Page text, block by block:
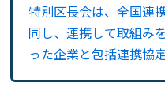
特別区長会は、全国連
同し、連携して取組み
った企業と包括連携協